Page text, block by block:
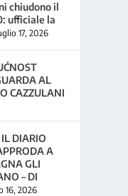
chiudono il
ufficiale la
17, 2026
AL
CAZZULANI
DIARIO
A
GLI
– DI
16, 2026